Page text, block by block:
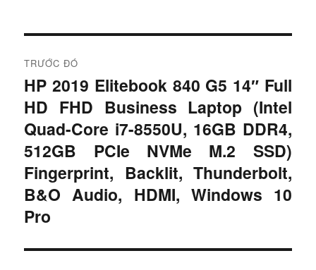
i
ề
u
h
ư
ớ
n
TRƯỚC ĐÓ
B
à
i
t
ư
ớ
c
HP 2019 Elitebook 840 G5 14″ Full
HD FHD Business Laptop (Intel
Quad-Core i7-8550U, 16GB DDR4,
512GB PCIe NVMe M.2 SSD)
Fingerprint, Backlit, Thunderbolt,
B&O Audio, HDMI, Windows 10
Pro